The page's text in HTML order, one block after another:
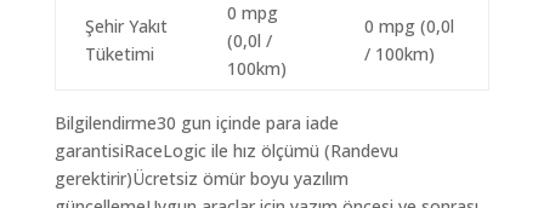
Şehir Yakıt
Tüketimi
0 mpg
(0,0l /
100km)
0 mpg (0,0l
/ 100km)
Bilgilendirme30 gun içinde para iade
garantisiRaceLogic ile hız ölçümü (Randevu
gerektirir)Ücretsiz ömür boyu yazılım